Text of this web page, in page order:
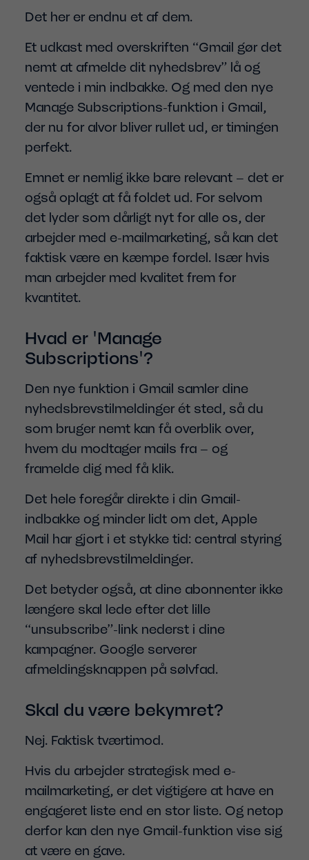
Det her er endnu et af dem.
Et udkast med overskriften “Gmail gør det
nemt at afmelde dit nyhedsbrev” lå og
ventede i min indbakke. Og med den nye
Manage Subscriptions-funktion i Gmail,
der nu for alvor bliver rullet ud, er timingen
perfekt.
Emnet er nemlig ikke bare relevant – det er
også oplagt at få foldet ud. For selvom
det lyder som dårligt nyt for alle os, der
arbejder med e-mailmarketing, så kan det
faktisk være en kæmpe fordel. Især hvis
man arbejder med kvalitet frem for
kvantitet.
Hvad er 'Manage
Subscriptions'?
Den nye funktion i Gmail samler dine
nyhedsbrevstilmeldinger ét sted, så du
som bruger nemt kan få overblik over,
hvem du modtager mails fra – og
framelde dig med få klik.
Det hele foregår direkte i din Gmail-
indbakke og minder lidt om det, Apple
Mail har gjort i et stykke tid: central styring
af nyhedsbrevstilmeldinger.
Det betyder også, at dine abonnenter ikke
længere skal lede efter det lille
“unsubscribe”-link nederst i dine
kampagner. Google serverer
afmeldingsknappen på sølvfad.
Skal du være bekymret?
Nej. Faktisk tværtimod.
Hvis du arbejder strategisk med e-
mailmarketing, er det vigtigere at have en
engageret liste end en stor liste. Og netop
derfor kan den nye Gmail-funktion vise sig
at være en gave.